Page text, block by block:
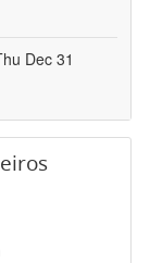
Dec 31